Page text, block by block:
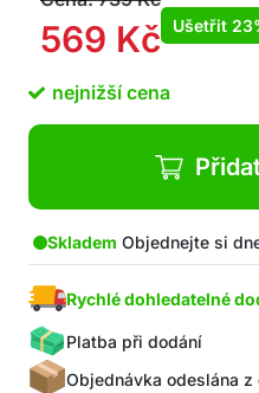
569 Kč Ušetřit
nejnižší cena
Skladem Objednejte si
Rychlé dohledatelné
Platba při dodání
Objednávka odeslána